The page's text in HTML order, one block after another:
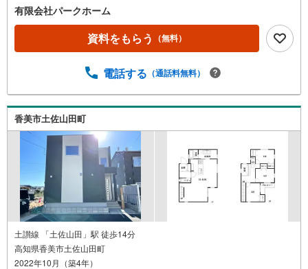
有限会社パークホーム
資料をもらう （無料）
電話する （通話料無料）
香美市土佐山田町
土讃線 「土佐山田」駅 徒歩14分
高知県香美市土佐山田町
2022年10月（築4年）